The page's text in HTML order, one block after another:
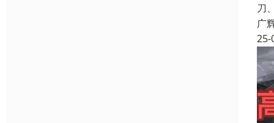
刀
广
25-